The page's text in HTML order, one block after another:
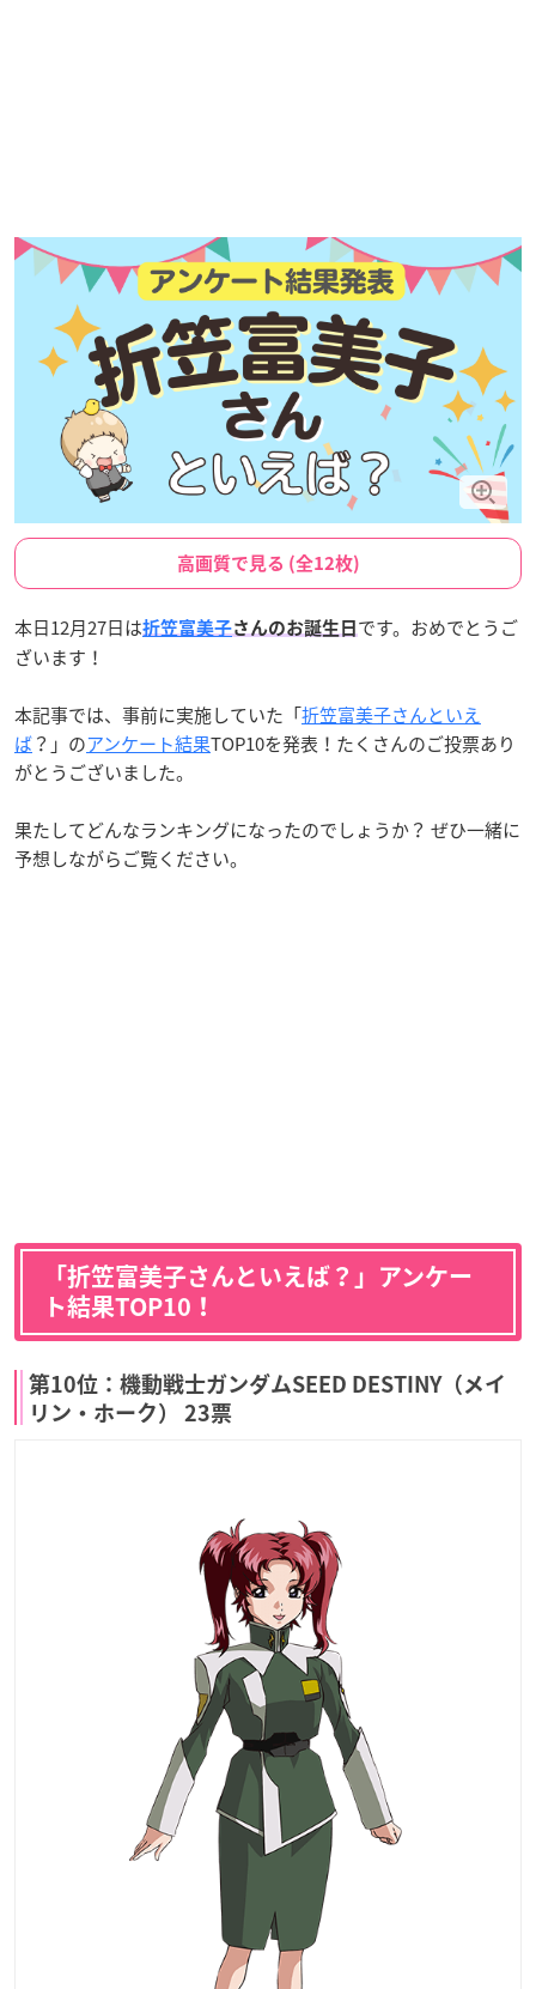
高画質で見る (全12枚)
本日12月27日は折笠富美子さんのお誕生日 です。おめでとうご
ざいます！
本記事では、事前に実施していた「折笠富美子さんといえ
ば？」のアンケート結果TOP10を発表！たくさんのご投票あり
がとうございました。
果たしてどんなランキングになったのでしょうか？ ぜひ一緒に
予想しながらご覧ください。
「折笠富美子さんといえば？」アンケー
ト結果TOP10！
第10位：機動戦士ガンダムSEED DESTINY（メイ
リン・ホーク） 23票